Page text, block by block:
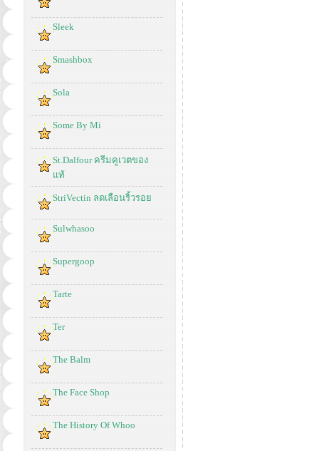
Sleek
Smashbox
Sola
Some By Mi
St.Dalfour ครีมคูเวตของ
แท้
StriVectin ลดเลือนริ้วรอย
Sulwhasoo
Supergoop
Tarte
Ter
The Balm
The Face Shop
The History Of Whoo